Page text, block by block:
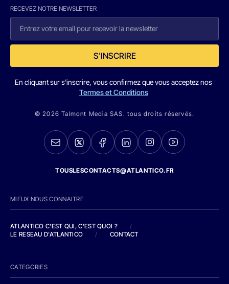
RECEVEZ NOTRE NEWSLETTER
S'INSCRIRE
En cliquant sur s'inscrire, vous confirmez que vous acceptez nos
Termes et Conditions
© 2026 Talmont Media SAS. tous droits réservés.
TOUSLESCONTACTS@ATLANTICO.FR
MIEUX NOUS CONNAITRE
ATLANTICO C'EST QUI, C'EST QUOI ?
/
LE RESEAU D'ATLANTICO
/ CONTACT
CATEGORIES